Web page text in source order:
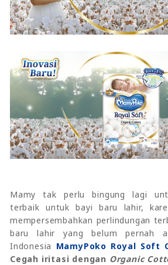
Mamy tak perlu bingung lagi
terbaik untuk bayi baru lahir,
mempersembahkan perlindungan
baru lahir yang belum pernah
Indonesia MamyPoko Royal Soft
Cegah iritasi dengan Organic